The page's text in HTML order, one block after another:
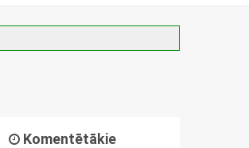
Komentētākie